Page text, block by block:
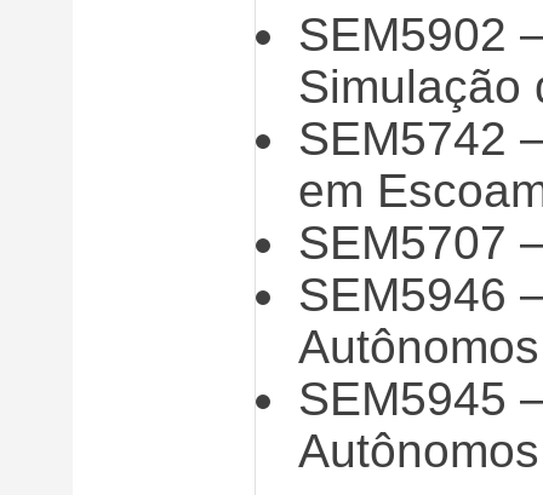
SEM5902
Simulação
SEM5742
em
SEM5707
SEM5946
Autônomos
SEM5945
Autônomos